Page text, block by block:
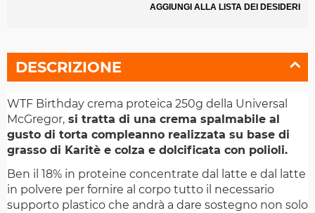
AGGIUNGI ALLA LISTA DEI DESIDERI
DESCRIZIONE
WTF Birthday crema proteica 250g della Universal
McGregor, si tratta di una crema spalmabile al
gusto di torta compleanno realizzata su base di
grasso di Karitè e colza e dolcificata con polioli.
Ben il 18% in proteine concentrate dal latte e dal latte
in polvere per fornire al corpo tutto il necessario
supporto plastico che andrà a dare sostegno non solo